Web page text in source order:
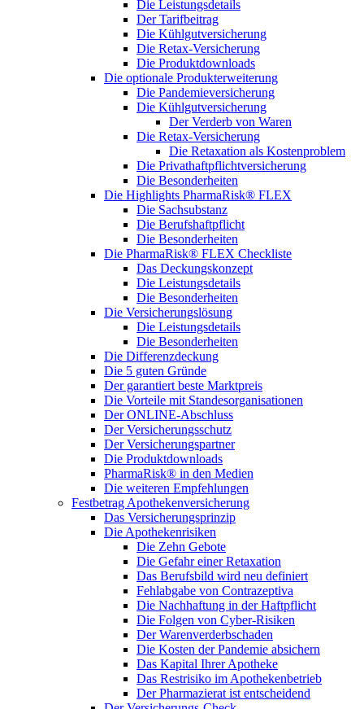
Die Leistungsdetails
Der Tarifbeitrag
Die Kühlgutversicherung
Die Retax-Versicherung
Die Produktdownloads
Die optionale Produkterweiterung
Die Pandemieversicherung
Die Kühlgutversicherung
Der Verderb von Waren
Die Retax-Versicherung
Die Retaxation als Kostenproblem
Die Privathaftpflichtversicherung
Die Besonderheiten
Die Highlights PharmaRisk® FLEX
Die Sachsubstanz
Die Berufshaftpflicht
Die Besonderheiten
Die PharmaRisk® FLEX Checkliste
Das Deckungskonzept
Die Leistungsdetails
Die Besonderheiten
Die Versicherungslösung
Die Leistungsdetails
Die Besonderheiten
Die Differenzdeckung
Die 5 guten Gründe
Der garantiert beste Marktpreis
Die Vorteile mit Standesorganisationen
Der ONLINE-Abschluss
Der Versicherungsschutz
Der Versicherungspartner
Die Produktdownloads
PharmaRisk® in den Medien
Die weiteren Empfehlungen
Festbetrag Apothekenversicherung
Das Versicherungsprinzip
Die Apothekenrisiken
Die Zehn Gebote
Die Gefahr einer Retaxation
Das Berufsbild wird neu definiert
Fehlabgabe von Contrazeptiva
Die Nachhaftung in der Haftpflicht
Die Folgen von Cyber-Risiken
Der Warenverderbschaden
Die Kosten der Pandemie absichern
Das Kapital Ihrer Apotheke
Das Restrisiko im Apothekenbetrieb
Der Pharmazierat ist entscheidend